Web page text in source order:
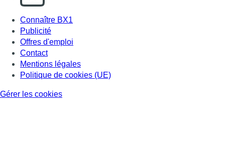
Connaître BX1
Publicité
Offres d'emploi
Contact
Mentions légales
Politique de cookies (UE)
Gérer les cookies